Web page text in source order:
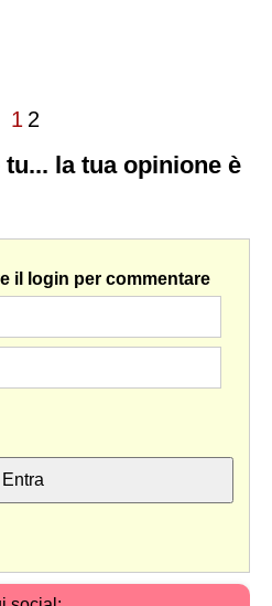
1 2
la tua opinione è
il login per commentare